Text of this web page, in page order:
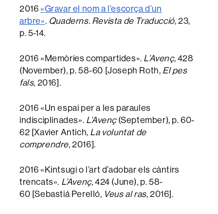
2016 «Gravar el nom a l’escorça d’un
arbre». Quaderns. Revista de Traducció, 23,
p. 5-14.
2016 «Memòries compartides». L’Avenç, 428
(November), p. 58-60 [Joseph Roth, El pes
fals, 2016].
2016 «Un espai per a les paraules
indisciplinades». L’Avenç(September), p. 60-
62 [Xavier Antich, La voluntat de
comprendre, 2016].
2016 «Kintsugi o l’art d’adobar els càntirs
trencats». L’Avenç, 424 (June), p. 58-
60 [Sebastiá Perelló, Veus al ras, 2016].